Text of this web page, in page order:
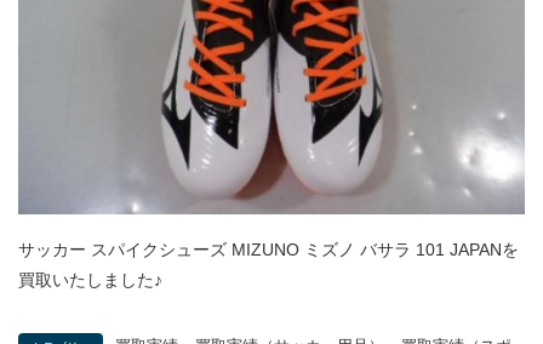
サッカー スパイクシューズ MIZUNO ミズノ バサラ 101 JAPANを
買取いたしました♪